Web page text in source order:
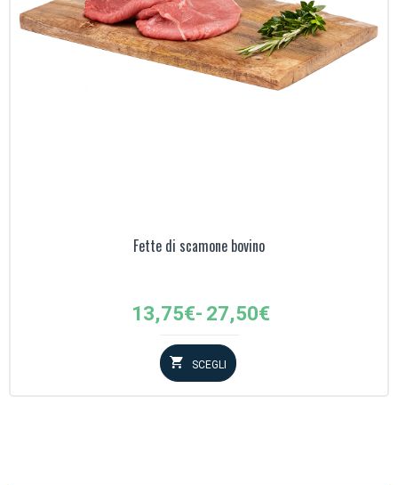
Fette di scamone bovino
13,75€- 27,50€
Fascia
prezzo:
da
SCEGLI